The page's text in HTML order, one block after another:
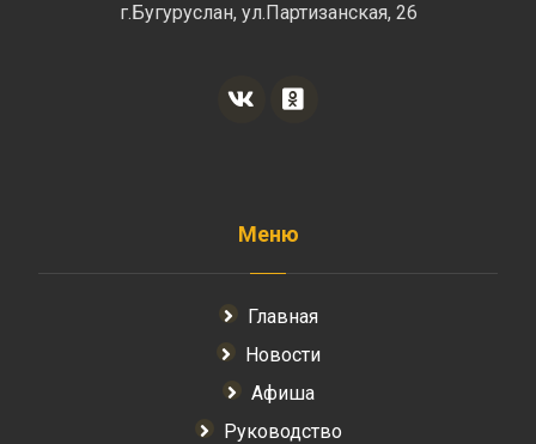
г.Бугуруслан, ул.Партизанская, 26
Меню
Главная
Новости
Афиша
Руководство